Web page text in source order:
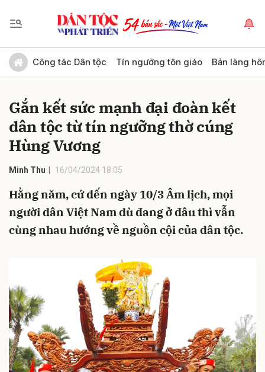
Công tác Dân tộc Tín ngưỡng tôn giáo Bản làng
Gắn kết sức mạnh đại đoàn kết
dân tộc từ tín ngưỡng thờ cúng
Hùng Vương
Minh Thu 16/04/2024 18:05
Hằng năm, cứ đến ngày 10/3 Âm lịch, mọi
người dân Việt Nam dù đang ở đâu thì vẫn
cùng nhau hướng về nguồn cội của dân tộc.
Gửi bình luận